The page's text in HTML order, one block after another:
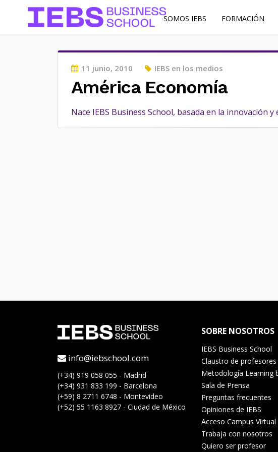
SOMOS IEBS FORMACIÓN
Posted
on
11 junio, 2010 IEBS en los medios
América Economía
Nace IEBS Business School, basada en la innovación
info@iebschool.com
(+34) 919 058 055 - Madrid
(+34) 931 833 199 - Barcelona
(+59) 8 2711 6748 - Montevideo
(+52) 55 1163 8927 - Ciudad de México
SOBRE NOSOTROS
IEBS Business School
Claustro de profesores
Metodología Learning
Sala de Prensa
Preguntas frecuentes
Opiniones de IEBS
Acceso Campus Virtual
Trabaja con nosotros
Quiero ser profesor